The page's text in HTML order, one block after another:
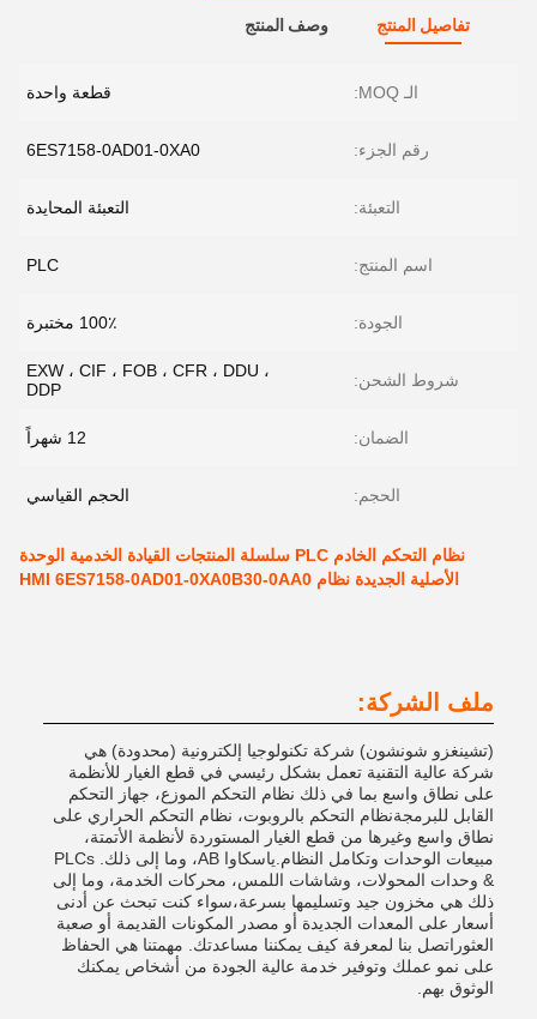
تفاصيل المنتج وصف المنتج
الـ MOQ: قطعة واحدة
رقم الجزء: 6ES7158-0AD01-0XA0
التعبئة: التعبئة المحايدة
اسم المنتج: PLC
الجودة: 100٪ مختبرة
شروط الشحن:
EXW ، CIF ، FOB ، CFR ، DDU ،
DDP
الضمان: 12 شهراً
الحجم: الحجم القياسي
نظام التحكم الخادم PLC سلسلة المنتجات القيادة الخدمية الوحدة
الأصلية الجديدة نظام HMI 6ES7158-0AD01-0XA0B30-0AA0
ملف الشركة:
(تشينغزو شونشون) شركة تكنولوجيا إلكترونية (محدودة) هي
شركة عالية التقنية تعمل بشكل رئيسي في قطع الغيار للأنظمة
على نطاق واسع بما في ذلك نظام التحكم الموزع، جهاز التحكم
القابل للبرمجةنظام التحكم بالروبوت، نظام التحكم الحراري على
نطاق واسع وغيرها من قطع الغيار المستوردة لأنظمة الأتمتة،
مبيعات الوحدات وتكامل النظام.ياسكاوا AB، وما إلى ذلك. PLCs
& وحدات المحولات، وشاشات اللمس، محركات الخدمة، وما إلى
ذلك هي مخزون جيد وتسليمها بسرعة،سواء كنت تبحث عن أدنى
أسعار على المعدات الجديدة أو مصدر المكونات القديمة أو صعبة
العثوراتصل بنا لمعرفة كيف يمكننا مساعدتك. مهمتنا هي الحفاظ
على نمو عملك وتوفير خدمة عالية الجودة من أشخاص يمكنك
الوثوق بهم.